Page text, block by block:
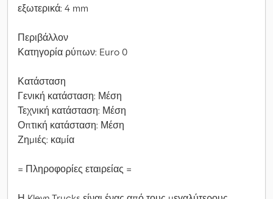
εξωτερικά: 4 mm
Περιβάλλον
Κατηγορία ρύπων: Euro 0
Κατάσταση
Γενική κατάσταση: Μέση
Τεχνική κατάσταση: Μέση
Οπτική κατάσταση: Μέση
Ζημιές: καμία
= Πληροφορίες εταιρείας =